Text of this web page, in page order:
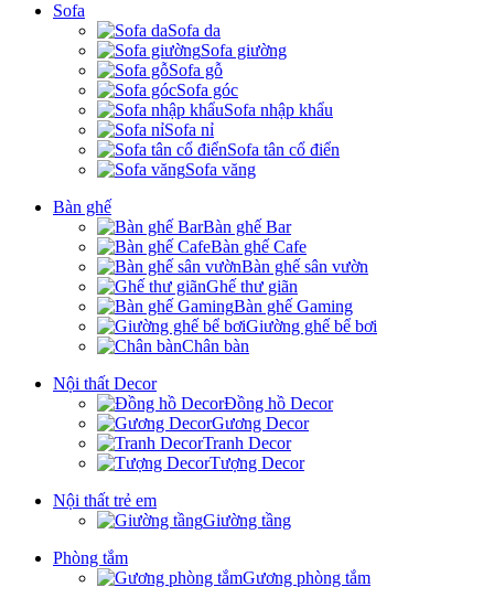
Sofa
Sofa da
Sofa giường
Sofa gỗ
Sofa góc
Sofa nhập khẩu
Sofa nỉ
Sofa tân cổ điển
Sofa văng
Bàn ghế
Bàn ghế Bar
Bàn ghế Cafe
Bàn ghế sân vườn
Ghế thư giãn
Bàn ghế Gaming
Giường ghế bể bơi
Chân bàn
Nội thất Decor
Đồng hồ Decor
Gương Decor
Tranh Decor
Tượng Decor
Nội thất trẻ em
Giường tầng
Phòng tắm
Gương phòng tắm